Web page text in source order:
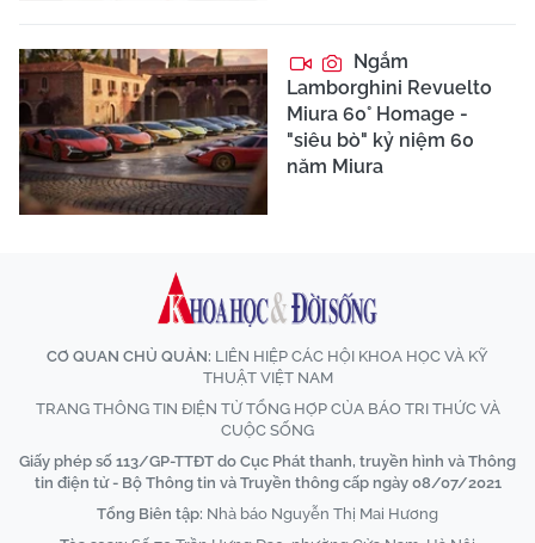
Ngắm
Lamborghini Revuelto
Miura 60° Homage -
"siêu bò" kỷ niệm 60
năm Miura
CƠ QUAN CHỦ QUẢN: LIÊN HIỆP CÁC HỘI KHOA HỌC VÀ KỸ
THUẬT VIỆT NAM
TRANG THÔNG TIN ĐIỆN TỬ TỔNG HỢP CỦA BÁO TRI THỨC VÀ
CUỘC SỐNG
Giấy phép số 113/GP-TTĐT do Cục Phát thanh, truyền hình và Thông
tin điện tử - Bộ Thông tin và Truyền thông cấp ngày 08/07/2021
Tổng Biên tập: Nhà báo Nguyễn Thị Mai Hương